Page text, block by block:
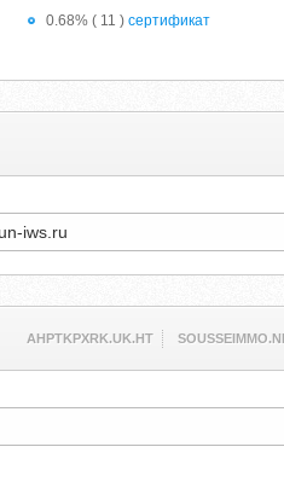
0.68% ( 11 ) сертификат
AHPTKPXRK.UK.HT